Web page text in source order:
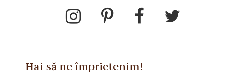
Hai să ne împrietenim!